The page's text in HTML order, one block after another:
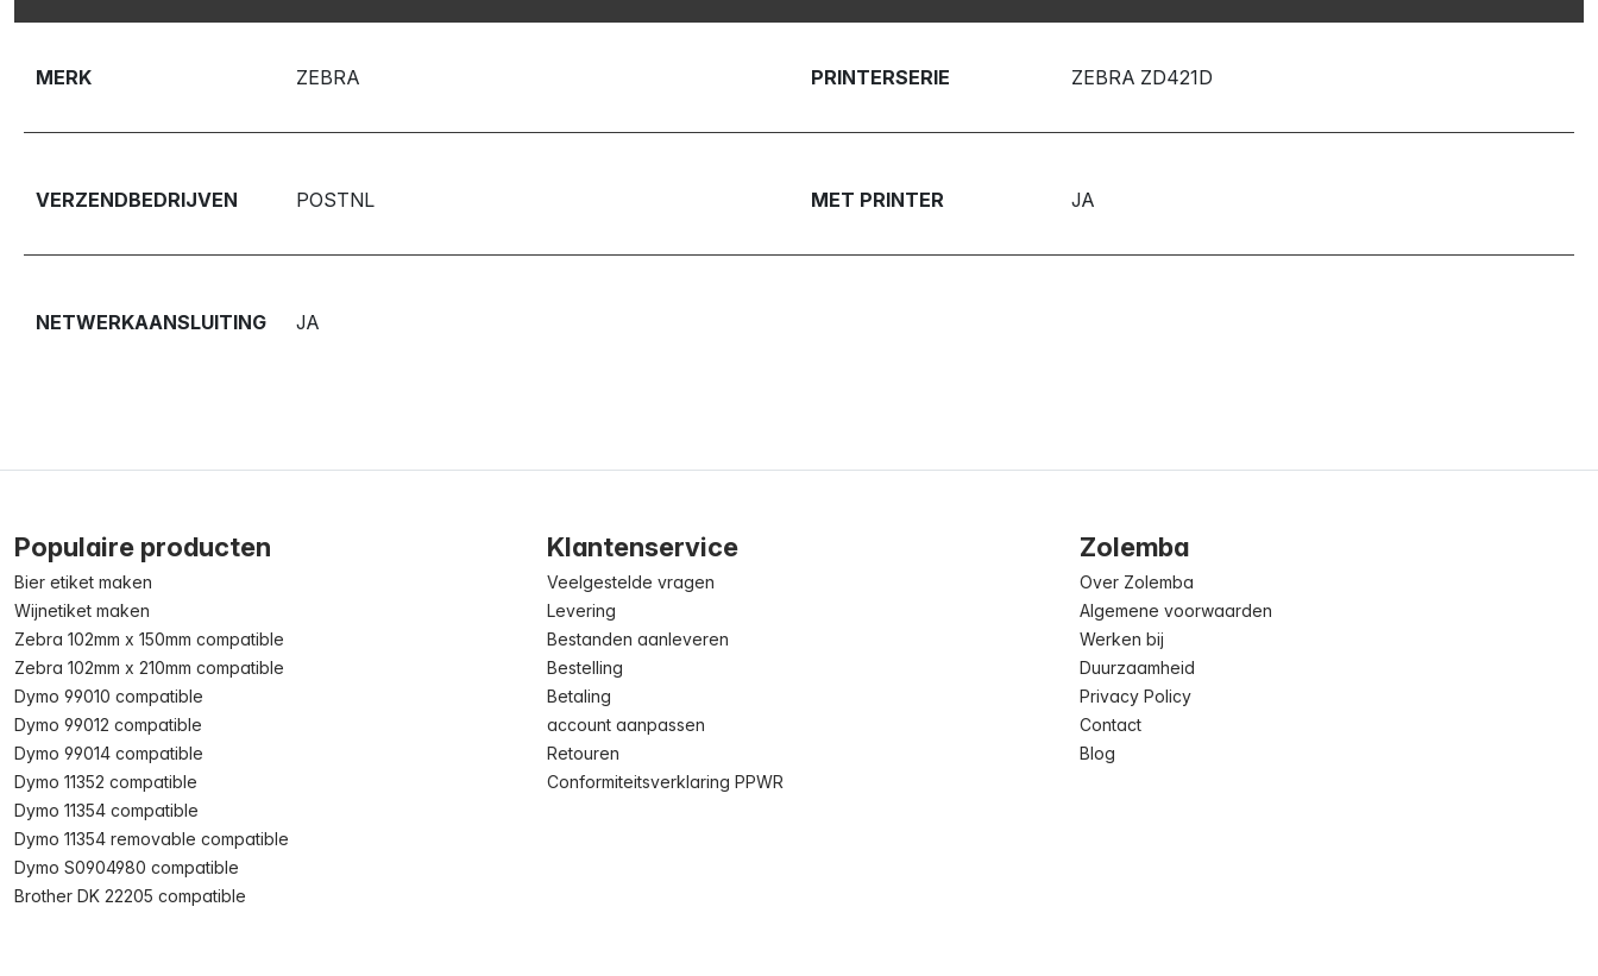
MERK ZEBRA PRINTERSERIE ZEBRA ZD421D
VERZENDBEDRIJVEN POSTNL MET PRINTER JA
NETWERKAANSLUITING JA
Populaire producten
Bier etiket maken
Wijnetiket maken
Zebra 102mm x 150mm compatible
Zebra 102mm x 210mm compatible
Dymo 99010 compatible
Dymo 99012 compatible
Dymo 99014 compatible
Dymo 11352 compatible
Dymo 11354 compatible
Dymo 11354 removable compatible
Dymo S0904980 compatible
Brother DK 22205 compatible
Klantenservice
Veelgestelde vragen
Levering
Bestanden aanleveren
Bestelling
Betaling
account aanpassen
Retouren
Conformiteitsverklaring PPWR
Zolemba
Over Zolemba
Algemene voorwaarden
Werken bij
Duurzaamheid
Privacy Policy
Contact
Blog